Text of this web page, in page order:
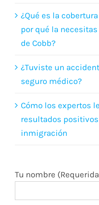
¿Qué es la
por qué la
de Cobb?
¿Tuviste un
seguro médico?
Cómo los expertos
resultados
inmigración
Tu nombre